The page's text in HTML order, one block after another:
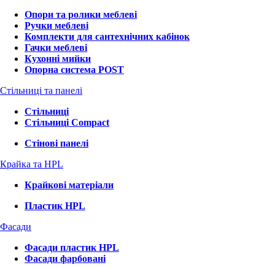
Опори та ролики меблеві
Ручки меблеві
Комплекти для сантехнічних кабінок
Гачки меблеві
Кухонні мийки
Опорна система POST
Стільниці та панелі
Стільниці
Стільниці Compact
Стінові панелі
Крайка та HPL
Крайкові матеріали
Пластик HPL
Фасади
Фасади пластик HPL
Фасади фарбовані